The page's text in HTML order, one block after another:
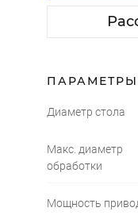
ПАРАМЕТРЫ
Диаметр стола
Макс. диаметр
обработки
Мощность